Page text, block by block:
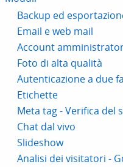
Backup ed
Email e web mail
Account
Foto di alta qualità
Autenticazione a due
Etichette
Meta tag - Verifica del
Chat dal vivo
Slideshow
Analisi dei visitatori -